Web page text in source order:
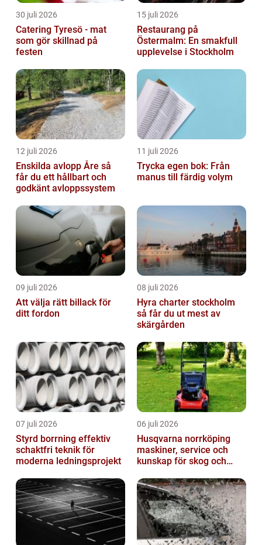
30 juli 2026
Catering Tyresö - mat
som gör skillnad på
festen
15 juli 2026
Restaurang på
Östermalm: En smakfull
upplevelse i Stockholm
12 juli 2026
Enskilda avlopp Åre så
får du ett hållbart och
godkänt avloppssystem
11 juli 2026
Trycka egen bok: Från
manus till färdig volym
09 juli 2026
Att välja rätt billack för
ditt fordon
08 juli 2026
Hyra charter stockholm
så får du ut mest av
skärgården
07 juli 2026
Styrd borrning effektiv
schaktfri teknik för
moderna ledningsprojekt
06 juli 2026
Husqvarna norrköping
maskiner, service och
kunskap för skog och